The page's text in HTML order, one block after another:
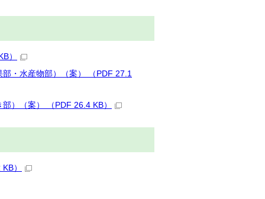
）
部・水産物部）（案） （PDF 27.1
）（案） （PDF 26.4 KB）
）